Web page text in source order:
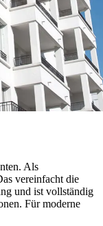
Als
vereinfacht die
und ist vollständig
Für moderne